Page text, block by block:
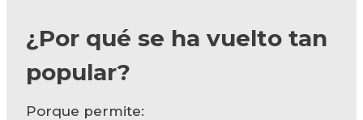
¿Por qué se ha vuelto tan
popular?
Porque permite: